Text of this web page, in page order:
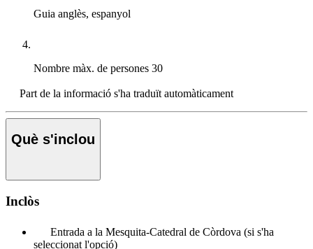
Guia anglès, espanyol
Nombre màx. de persones 30
Part de la informació s'ha traduït automàticament
Què s'inclou
Inclòs
Entrada a la Mesquita-Catedral de Còrdova (si s'ha
seleccionat l'opció)